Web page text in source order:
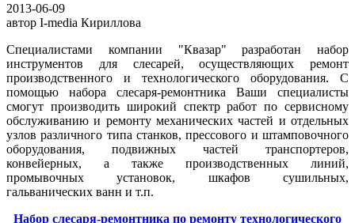
2013-06-09
автор I-media Кириллова
Специалистами компании "Квазар" разработан набор
инструментов для слесарей, осуществляющих ремонт
производственного и технологического оборудования. С
помощью набора слесаря-ремонтника Ваши специалисты
смогут производить широкий спектр работ по сервисному
обслуживанию и ремонту механических частей и отдельных
узлов различного типа станков, прессового и штамповочного
оборудования, подвижных частей транспортеров,
конвейерных, а также производственных линий,
промывочных установок, шкафов сушильных,
гальванических ванн и т.п.
Набор слесаря-ремонтника по ремонту технологического